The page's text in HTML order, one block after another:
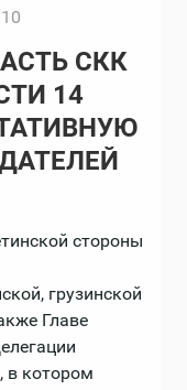
СКК
14
стороны
грузинской
Главе
в котором